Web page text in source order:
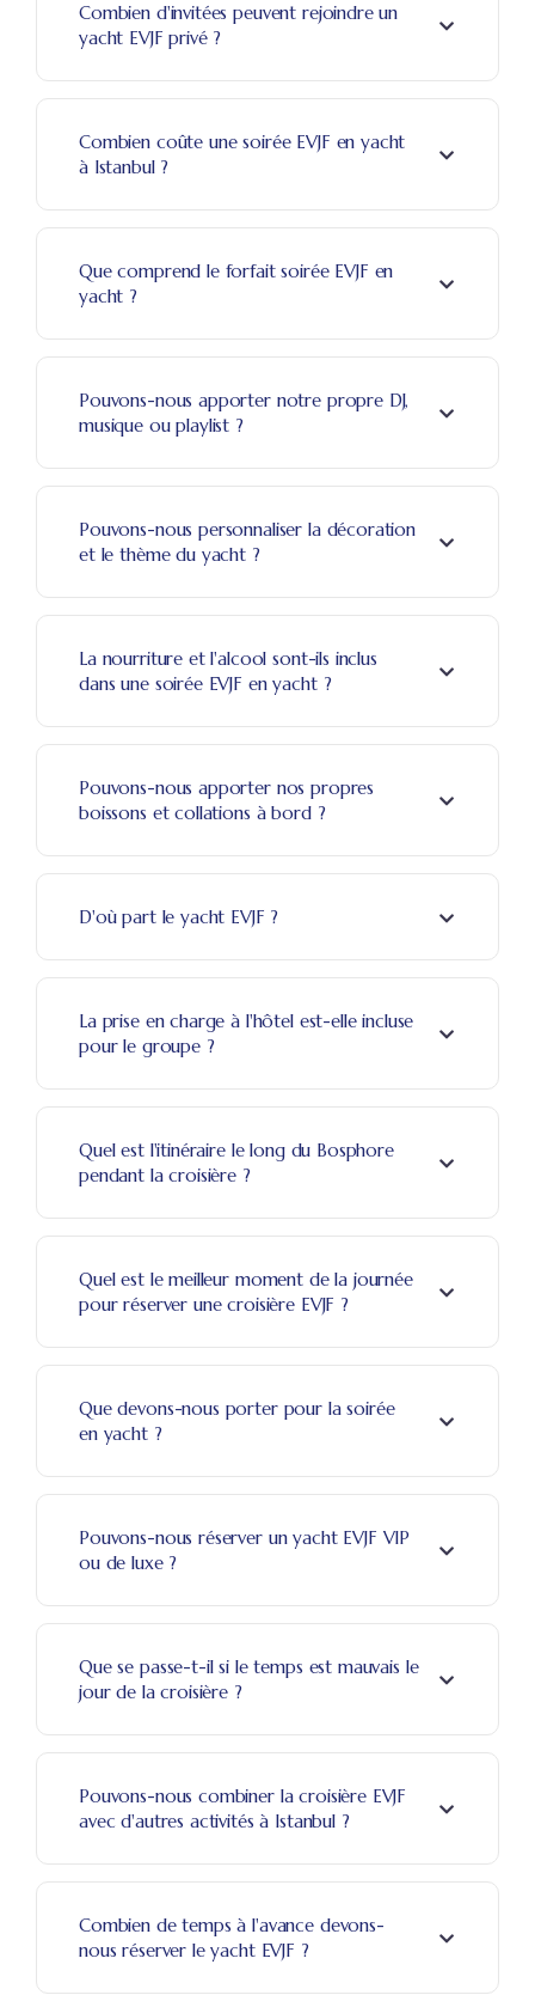
Combien d'invitées peuvent rejoindre un
yacht EVJF privé ?
Combien coûte une soirée EVJF en yacht
à Istanbul ?
Que comprend le forfait soirée EVJF en
yacht ?
Pouvons-nous apporter notre propre DJ,
musique ou playlist ?
Pouvons-nous personnaliser la décoration
et le thème du yacht ?
La nourriture et l'alcool sont-ils inclus
dans une soirée EVJF en yacht ?
Pouvons-nous apporter nos propres
boissons et collations à bord ?
D'où part le yacht EVJF ?
La prise en charge à l'hôtel est-elle incluse
pour le groupe ?
Quel est l'itinéraire le long du Bosphore
pendant la croisière ?
Quel est le meilleur moment de la journée
pour réserver une croisière EVJF ?
Que devons-nous porter pour la soirée
en yacht ?
Pouvons-nous réserver un yacht EVJF VIP
ou de luxe ?
Que se passe-t-il si le temps est mauvais le
jour de la croisière ?
Pouvons-nous combiner la croisière EVJF
avec d'autres activités à Istanbul ?
Combien de temps à l'avance devons-
nous réserver le yacht EVJF ?